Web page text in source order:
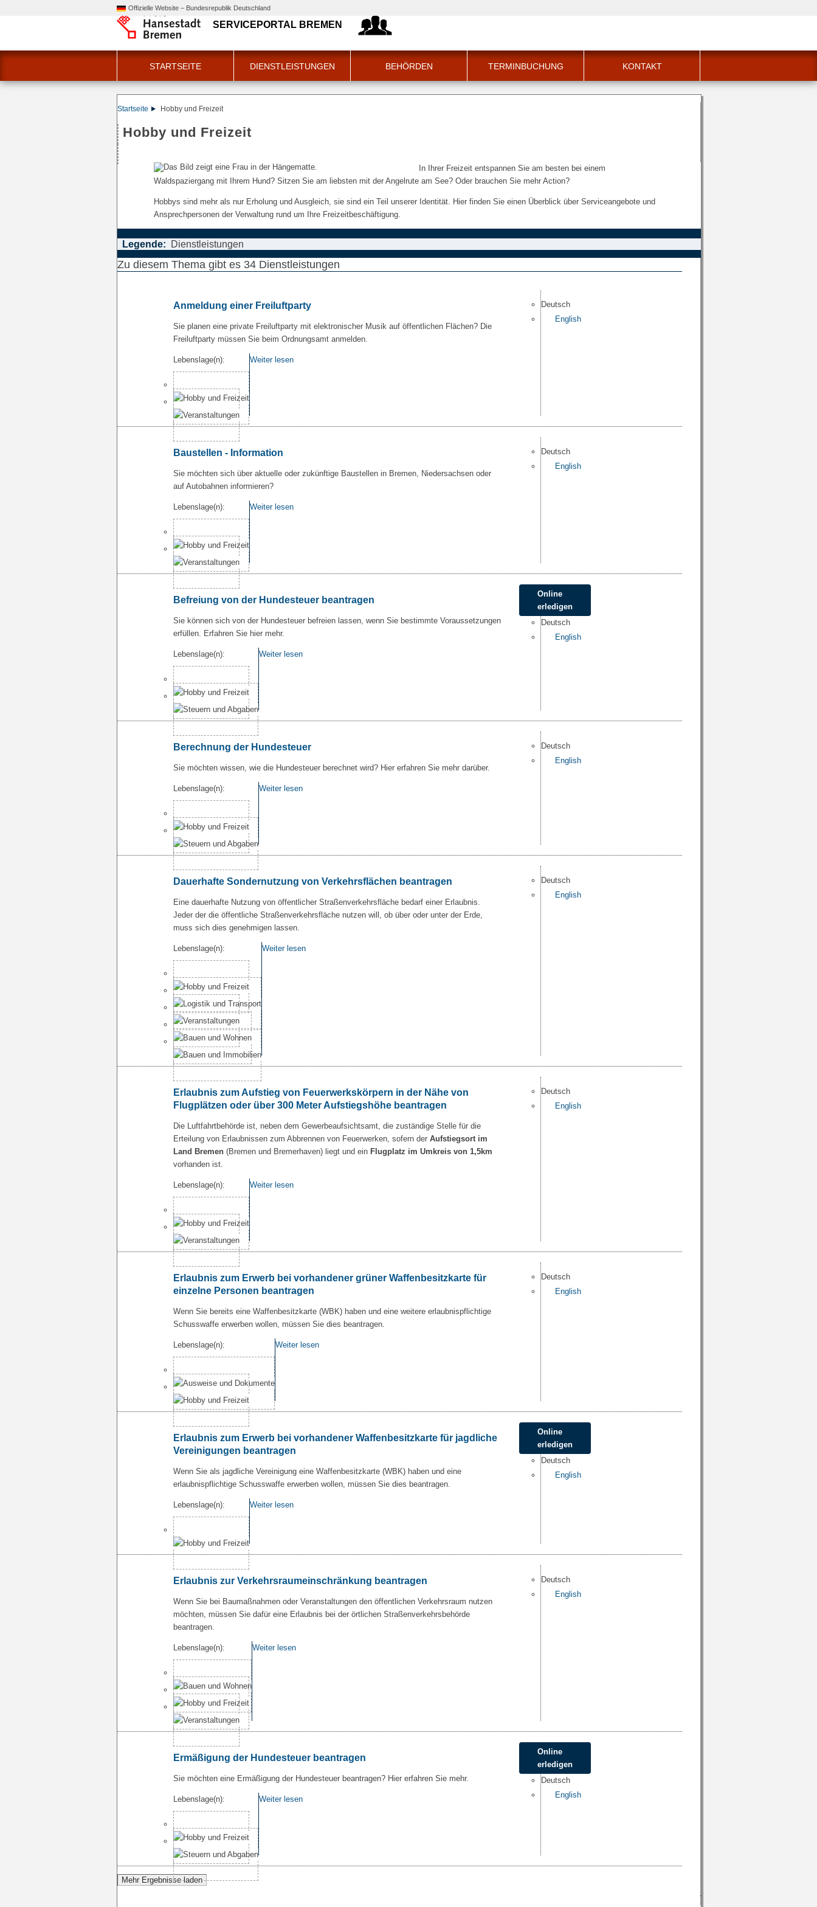
Offizielle Website – Bundesrepublik Deutschland
SERVICEPORTAL BREMEN
STARTSEITE DIENSTLEISTUNGEN BEHÖRDEN TERMINBUCHUNG KONTAKT
Startseite Hobby und Freizeit
Hobby und Freizeit
In Ihrer Freizeit entspannen Sie am besten bei einem
Waldspaziergang mit Ihrem Hund? Sitzen Sie am liebsten mit der Angelrute am See? Oder brauchen Sie mehr Action?
Hobbys sind mehr als nur Erholung und Ausgleich, sie sind ein Teil unserer Identität. Hier finden Sie einen Überblick über Serviceangebote und
Ansprechpersonen der Verwaltung rund um Ihre Freizeitbeschäftigung.
Legende: Dienstleistungen
Zu diesem Thema gibt es 34 Dienstleistungen
Anmeldung einer Freiluftparty
Sie planen eine private Freiluftparty mit elektronischer Musik auf öffentlichen Flächen? Die
Freiluftparty müssen Sie beim Ordnungsamt anmelden.
Lebenslage(n): Weiter lesen
Deutsch
English
Baustellen - Information
Sie möchten sich über aktuelle oder zukünftige Baustellen in Bremen, Niedersachsen oder
auf Autobahnen informieren?
Lebenslage(n): Weiter lesen
Deutsch
English
Befreiung von der Hundesteuer beantragen
Sie können sich von der Hundesteuer befreien lassen, wenn Sie bestimmte Voraussetzungen
erfüllen. Erfahren Sie hier mehr.
Lebenslage(n): Weiter lesen
Online
erledigen
Deutsch
English
Berechnung der Hundesteuer
Sie möchten wissen, wie die Hundesteuer berechnet wird? Hier erfahren Sie mehr darüber.
Lebenslage(n): Weiter lesen
Deutsch
English
Dauerhafte Sondernutzung von Verkehrsflächen beantragen
Eine dauerhafte Nutzung von öffentlicher Straßenverkehrsfläche bedarf einer Erlaubnis.
Jeder der die öffentliche Straßenverkehrsfläche nutzen will, ob über oder unter der Erde,
muss sich dies genehmigen lassen.
Lebenslage(n): Weiter lesen
Deutsch
English
Erlaubnis zum Aufstieg von Feuerwerkskörpern in der Nähe von
Flugplätzen oder über 300 Meter Aufstiegshöhe beantragen
Die Luftfahrtbehörde ist, neben dem Gewerbeaufsichtsamt, die zuständige Stelle für die
Erteilung von Erlaubnissen zum Abbrennen von Feuerwerken, sofern der Aufstiegsort im
Land Bremen (Bremen und Bremerhaven) liegt und ein Flugplatz im Umkreis von 1,5km
vorhanden ist.
Lebenslage(n): Weiter lesen
Deutsch
English
Erlaubnis zum Erwerb bei vorhandener grüner Waffenbesitzkarte für
einzelne Personen beantragen
Wenn Sie bereits eine Waffenbesitzkarte (WBK) haben und eine weitere erlaubnispflichtige
Schusswaffe erwerben wollen, müssen Sie dies beantragen.
Lebenslage(n): Weiter lesen
Deutsch
English
Erlaubnis zum Erwerb bei vorhandener Waffenbesitzkarte für jagdliche
Vereinigungen beantragen
Wenn Sie als jagdliche Vereinigung eine Waffenbesitzkarte (WBK) haben und eine
erlaubnispflichtige Schusswaffe erwerben wollen, müssen Sie dies beantragen.
Lebenslage(n): Weiter lesen
Online
erledigen
Deutsch
English
Erlaubnis zur Verkehrsraumeinschränkung beantragen
Wenn Sie bei Baumaßnahmen oder Veranstaltungen den öffentlichen Verkehrsraum nutzen
möchten, müssen Sie dafür eine Erlaubnis bei der örtlichen Straßenverkehrsbehörde
beantragen.
Lebenslage(n): Weiter lesen
Deutsch
English
Ermäßigung der Hundesteuer beantragen
Sie möchten eine Ermäßigung der Hundesteuer beantragen? Hier erfahren Sie mehr.
Lebenslage(n): Weiter lesen
Online
erledigen
Deutsch
English
Mehr Ergebnisse laden